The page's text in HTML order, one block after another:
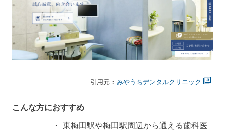
引用元： みやうちデンタルクリニック
こんな方におすすめ
東梅田駅や梅田駅周辺から通える歯科医